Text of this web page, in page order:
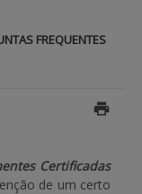
FREQUENTES
Certificadas
de um certo